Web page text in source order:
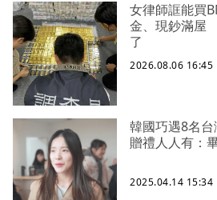
女律師誆能買
金、現鈔滿屋
了
2026.08.06 16:45
韓國巧遇8名
贈禮人人有：
2025.04.14 15:34